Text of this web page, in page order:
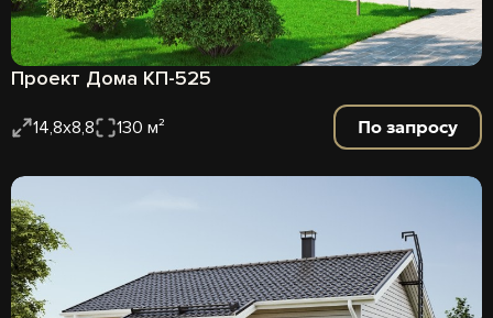
Проект Дома КП-525
14,8х8,8 130 м² По запросу